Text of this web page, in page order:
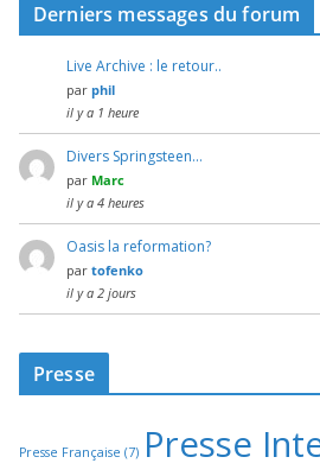
Derniers messages du forum
Live Archive : le retour..
par phil
il y a 1 heure
Divers Springsteen…
par Marc
il y a 4 heures
Oasis la reformation?
par tofenko
il y a 2 jours
Presse
Presse Française (7) Presse